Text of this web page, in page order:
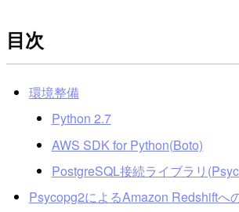
目次
環境整備
Python 2.7
AWS SDK for Python(Boto)
PostgreSQL接続ライブラリ
Psycopg2によるAmazon Redshiftへ